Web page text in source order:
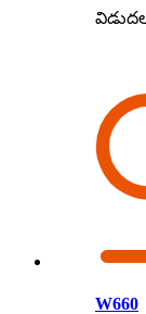
W660